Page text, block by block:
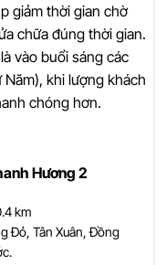
giảm thời gian chờ
chữa đúng thời gian.
vào buổi sáng các
khi lượng khách
chóng hơn.
Hương 2
km
Đỏ, Tân Xuân, Đồng